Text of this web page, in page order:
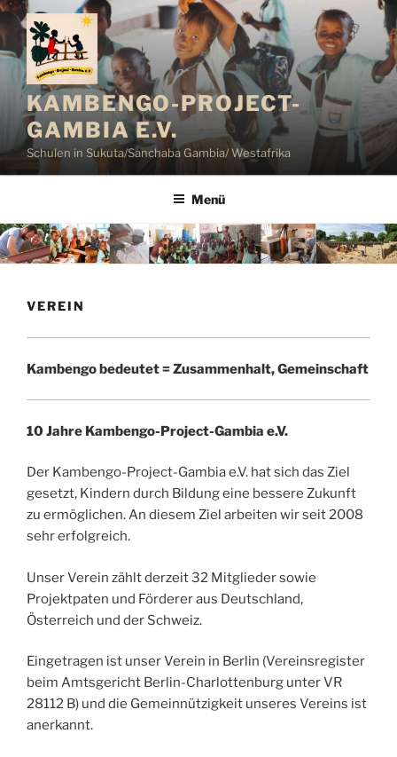
Zum
Inhalt
springen
KAMBENGO-PROJECT-
GAMBIA E.V.
Schulen in Sukuta/Sanchaba Gambia/ Westafrika
Menü
VEREIN
Kambengo bedeutet = Zusammenhalt, Gemeinschaft
10 Jahre Kambengo-Project-Gambia e.V.
Der Kambengo-Project-Gambia e.V. hat sich das Ziel
gesetzt, Kindern durch Bildung eine bessere Zukunft
zu ermöglichen. An diesem Ziel arbeiten wir seit 2008
sehr erfolgreich.
Unser Verein zählt derzeit 32 Mitglieder sowie
Projektpaten und Förderer aus Deutschland,
Österreich und der Schweiz.
Eingetragen ist unser Verein in Berlin (Vereinsregister
beim Amtsgericht Berlin-Charlottenburg unter VR
28112 B) und die Gemeinnützigkeit unseres Vereins ist
anerkannt.